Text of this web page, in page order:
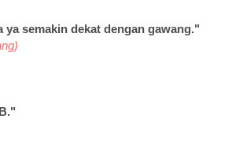
semakin dekat dengan gawang."